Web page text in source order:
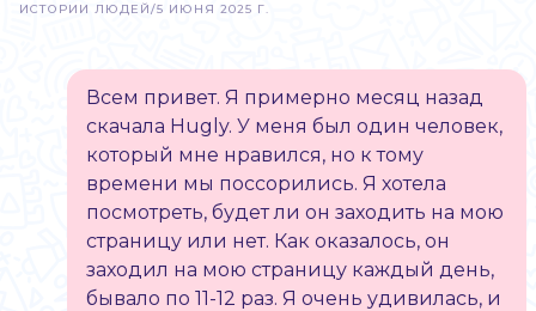
ИСТОРИИ ЛЮДЕЙ/5 ИЮНЯ 2025 Г.
Всем привет. Я примерно месяц назад
скачала Hugly. У меня был один человек,
который мне нравился, но к тому
времени мы поссорились. Я хотела
посмотреть, будет ли он заходить на мою
страницу или нет. Как оказалось, он
заходил на мою страницу каждый день,
бывало по 11-12 раз. Я очень удивилась, и